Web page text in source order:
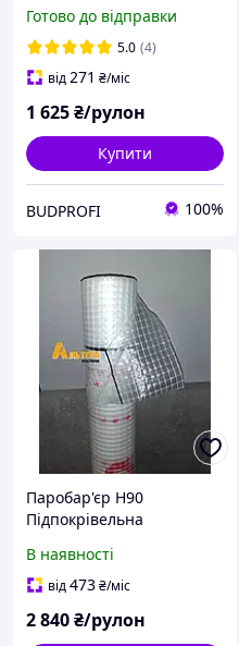
паробар'єр пароізоляція
стротекс )
Готово до відправки
5.0 (4)
від271 ₴/міс
1 625₴/рулон
Купити
BUDPROFI 100%
Паробар'єр Н90
Підпокрівельна
Juta
В наявності
від473₴/міс
2 840₴/рулон